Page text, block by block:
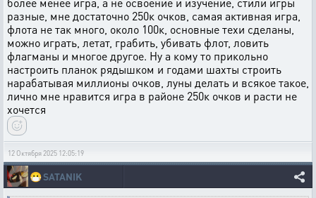
разные, мне достаточно 250к очков, самая активная игра,
флота не так много, около 100к, основные техи сделаны,
можно играть, летат, грабить, убивать флот, ловить
флагманы и многое другое. Ну а кому то прикольно
настроить планок рядышком и годами шахты строить
нарабатывая миллионы очков, луны делать и всякое такое,
лично мне нравится игра в районе 250к очков и расти не
хочется
12 Октября 2025 12:05:19
😷SATANIK